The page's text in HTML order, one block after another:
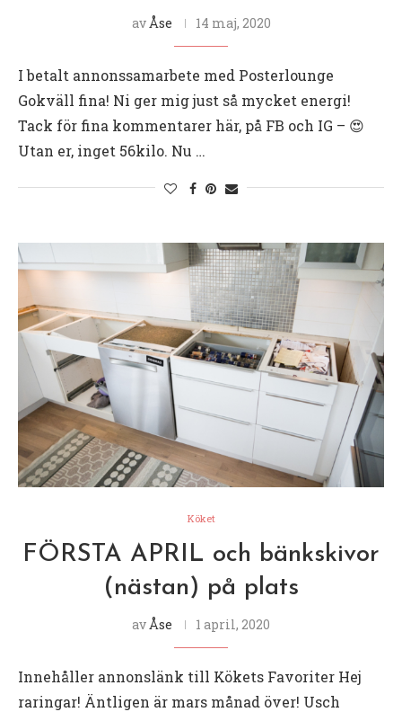
av Åse 14 maj, 2020
I betalt annonssamarbete med Posterlounge
Gokväll fina! Ni ger mig just så mycket energi!
Tack för fina kommentarer här, på FB och IG – 😍
Utan er, inget 56kilo. Nu …
Köket
FÖRSTA APRIL och bänkskivor
(nästan) på plats
av Åse 1 april, 2020
Innehåller annonslänk till Kökets Favoriter Hej
raringar! Äntligen är mars månad över! Usch